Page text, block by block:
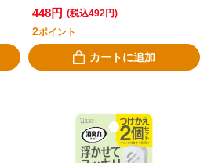
本体 シルキーブーケ
448円 (税込492円)
2ポイント
カートに追加